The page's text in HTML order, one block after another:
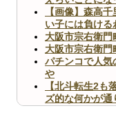
【画像】森高
い子には負ける
大阪市宗右衛
大阪市宗右衛
パチンコで人気
や
【北斗転生2も
ズ的な何かが通